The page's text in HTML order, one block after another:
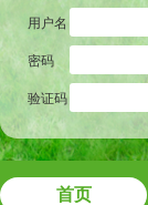
用户名
密码
验证码
首页